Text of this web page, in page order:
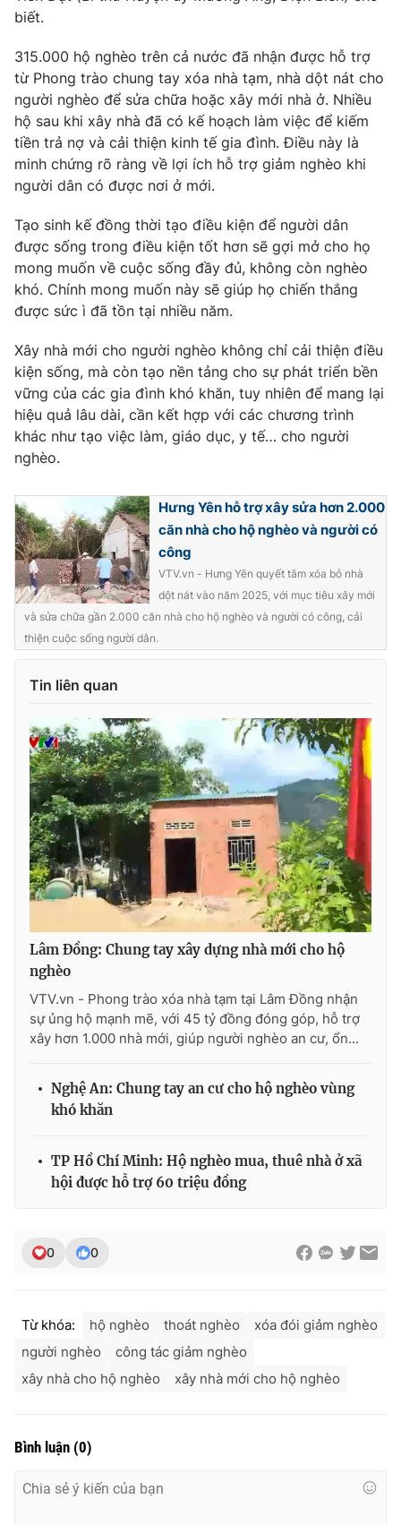
biết.
315.000 hộ nghèo trên cả nước đã nhận được hỗ trợ
từ Phong trào chung tay xóa nhà tạm, nhà dột nát cho
người nghèo để sửa chữa hoặc xây mới nhà ở. Nhiều
hộ sau khi xây nhà đã có kế hoạch làm việc để kiếm
tiền trả nợ và cải thiện kinh tế gia đình. Điều này là
minh chứng rõ ràng về lợi ích hỗ trợ giảm nghèo khi
người dân có được nơi ở mới.
Tạo sinh kế đồng thời tạo điều kiện để người dân
được sống trong điều kiện tốt hơn sẽ gợi mở cho họ
mong muốn về cuộc sống đầy đủ, không còn nghèo
khó. Chính mong muốn này sẽ giúp họ chiến thắng
được sức ì đã tồn tại nhiều năm.
Xây nhà mới cho người nghèo không chỉ cải thiện điều
kiện sống, mà còn tạo nền tảng cho sự phát triển bền
vững của các gia đình khó khăn, tuy nhiên để mang lại
hiệu quả lâu dài, cần kết hợp với các chương trình
khác như tạo việc làm, giáo dục, y tế… cho người
nghèo.
Hưng Yên hỗ trợ xây sửa hơn 2.000
căn nhà cho hộ nghèo và người có
công
VTV.vn - Hưng Yên quyết tâm xóa bỏ nhà
dột nát vào năm 2025, với mục tiêu xây mới
và sửa chữa gần 2.000 căn nhà cho hộ nghèo và người có công, cải
thiện cuộc sống người dân.
Tin liên quan
Lâm Đồng: Chung tay xây dựng nhà mới cho hộ
nghèo
VTV.vn - Phong trào xóa nhà tạm tại Lâm Đồng nhận
sự ủng hộ mạnh mẽ, với 45 tỷ đồng đóng góp, hỗ trợ
xây hơn 1.000 nhà mới, giúp người nghèo an cư, ổn...
Nghệ An: Chung tay an cư cho hộ nghèo vùng
khó khăn
TP Hồ Chí Minh: Hộ nghèo mua, thuê nhà ở xã
hội được hỗ trợ 60 triệu đồng
0 0
Từ khóa: hộ nghèo thoát nghèo
xóa đói giảm nghèo
người nghèo
công tác giảm nghèo
xây nhà cho hộ nghèo
xây nhà mới cho hộ nghèo
Bình luận (0)